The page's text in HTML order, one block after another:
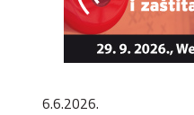
6.6.2026.